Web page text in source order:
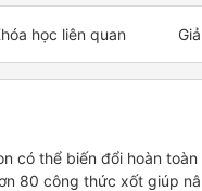
học liên quan
có thể biến đổi hoàn
80 công thức xốt giúp